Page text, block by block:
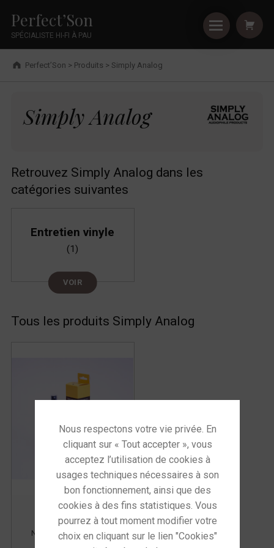
Simply Analog - Perfect’Son
Perfect’Son
SPÉCIALISTE HI-FI À PAU
Breadcrumbs navigation
Perfect’Son > Produits > Simply Analog
Simply Analog
Retrouvez Simply Analog dans les
catégories suivantes
Entretien vinyle
(1)
VOIR
Tous les produits Simply Analog
Simply Analog
Nettoyant pour disques